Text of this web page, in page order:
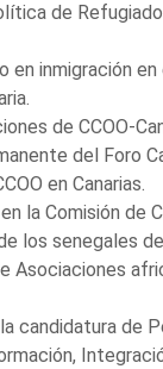
de
inmigración
de CCOO-
del Foro
en Canarias.
la Comisión de
los senegales
Asociaciones
candidatura de